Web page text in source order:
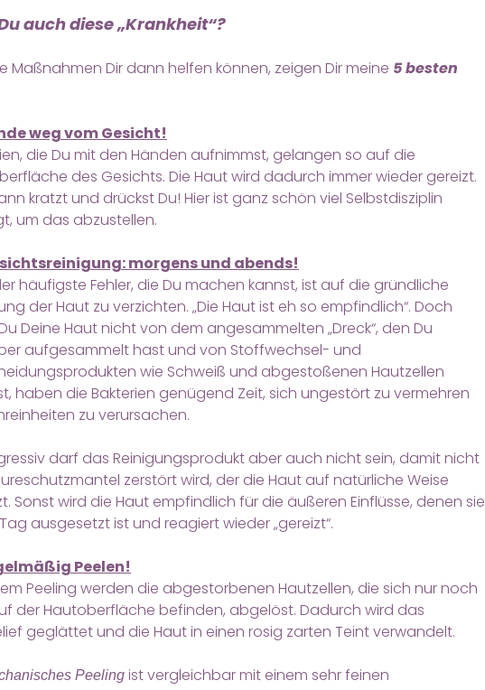
auch diese „Krankheit“?
Maßnahmen Dir dann helfen können, zeigen Dir meine 5 besten
weg vom Gesicht!
die Du mit den Händen aufnimmst, gelangen so auf die
des Gesichts. Die Haut wird dadurch immer wieder gereizt.
kratzt und drückst Du! Hier ist ganz schön viel Selbstdisziplin
um das abzustellen.
morgens und abends!
häufigste Fehler, die Du machen kannst, ist auf die gründliche
der Haut zu verzichten. „Die Haut ist eh so empfindlich“. Doch
Deine Haut nicht von dem angesammelten „Dreck“, den Du
aufgesammelt hast und von Stoffwechsel- und
wie Schweiß und abgestoßenen Hautzellen
haben die Bakterien genügend Zeit, sich ungestört zu vermehren
zu verursachen.
darf das Reinigungsprodukt aber auch nicht sein, damit nicht
zerstört wird, der die Haut auf natürliche Weise
Sonst wird die Haut empfindlich für die äußeren Einflüsse, denen sie
ausgesetzt ist und reagiert wieder „gereizt“.
Peelen!
Peeling werden die abgestorbenen Hautzellen, die sich nur noch
der Hautoberfläche befinden, abgelöst. Dadurch wird das
geglättet und die Haut in einen rosig zarten Teint verwandelt.
Peeling ist vergleichbar mit einem sehr feinen